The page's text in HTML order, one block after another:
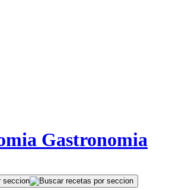
Gastronomia